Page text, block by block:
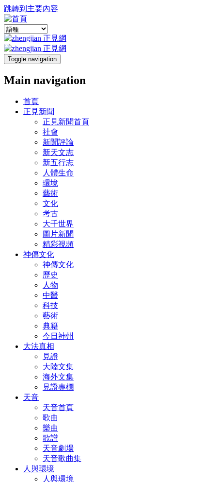
跳轉到主要內容
Toggle navigation
Main navigation
首頁
正見新聞
正見新聞首頁
社會
新聞評論
新天文志
新五行志
人體生命
環境
藝術
文化
考古
大千世界
圖片新聞
精彩視頻
神傳文化
神傳文化
歷史
人物
中醫
科技
藝術
典籍
今日神州
大法真相
見證
大陸文集
海外文集
見證專欄
天音
天音首頁
歌曲
樂曲
歌譜
天音劇場
天音歌曲集
人與環境
人與環境